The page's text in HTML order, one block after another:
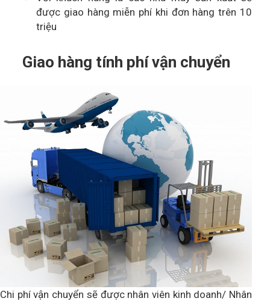
được giao hàng miễn phí khi đơn hàng trên 10
triệu
Giao hàng tính phí vận chuyển
Chi phí vận chuyển sẽ được nhân viên kinh doanh/ Nhân